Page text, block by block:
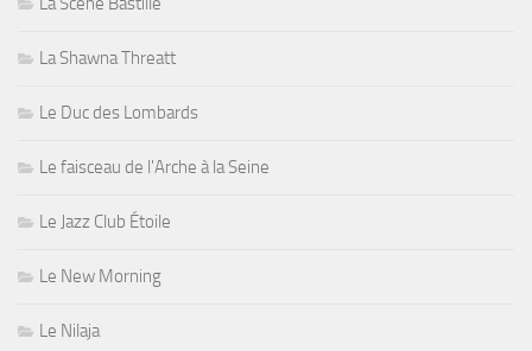
La Shawna Threatt
Le Duc des Lombards
Le faisceau de l'Arche à la Seine
Le Jazz Club Étoile
Le New Morning
Le Nilaja